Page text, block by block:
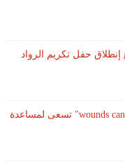
حفل تكريم الرواد
د.مريم بطرس:منظمة "wounds canada" تسعى لمساعدة